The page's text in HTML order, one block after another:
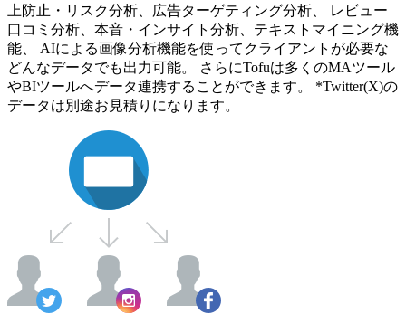
上防止・リスク分析、広告ターゲティング分析、 レビュー
口コミ分析、本音・インサイト分析、テキストマイニング機
能、 AIによる画像分析機能を使ってクライアントが必要な
どんなデータでも出力可能。 さらにTofuは多くのMAツール
やBIツールへデータ連携することができます。 *Twitter(X)の
データは別途お見積りになります。